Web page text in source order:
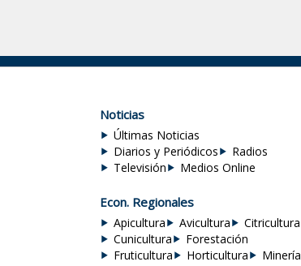
Noticias
Últimas Noticias
Diarios y Periódicos
Radios
Televisión
Medios Online
Econ. Regionales
Apicultura Avicultura
Citricultura
Cunicultura
Forestación
Fruticultura
Horticultura
Minería